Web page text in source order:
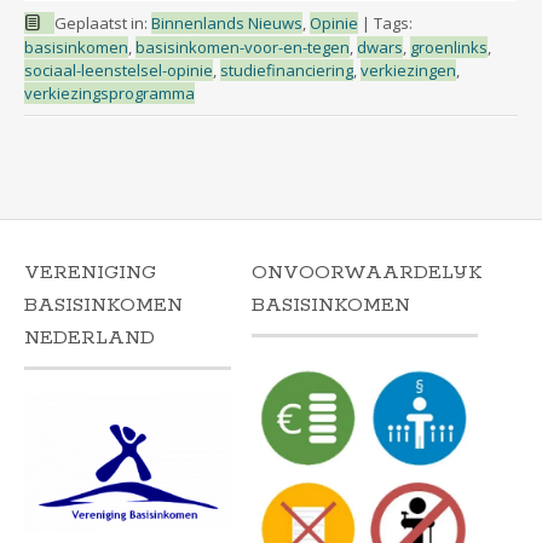
Geplaatst in: Binnenlands Nieuws, Opinie | Tags:
basisinkomen,basisinkomen-voor-en-tegen, dwars, groenlinks,
sociaal-leenstelsel-opinie, studiefinanciering,verkiezingen,
verkiezingsprogramma
VERENIGING
BASISINKOMEN
NEDERLAND
ONVOORWAARDELIJK
BASISINKOMEN